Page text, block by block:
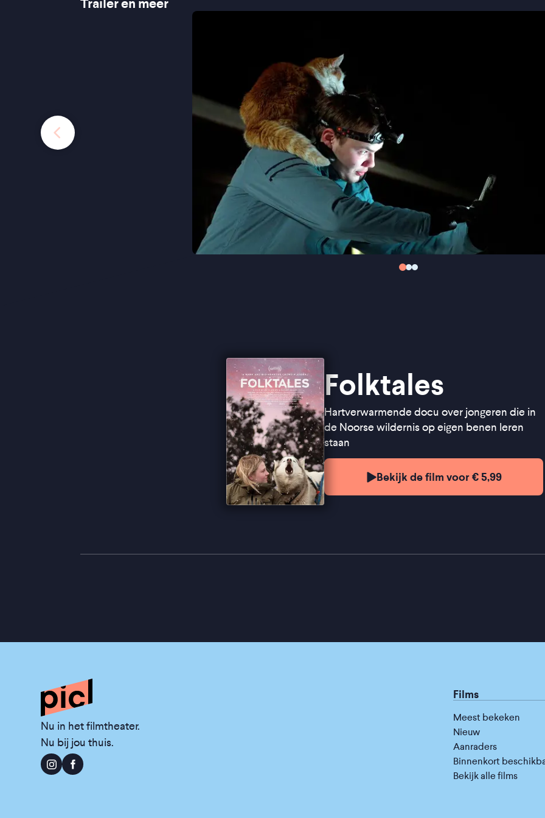
Trailer en meer
Folktales
Hartverwarmende docu over jongeren die in
de Noorse wildernis op eigen benen leren
staan
Bekijk de film voor € 5,99
Nu in het filmtheater.
Nu bij jou thuis.
Films
Meest bekeken
Nieuw
Aanraders
Binnenkort
Bekijk alle films